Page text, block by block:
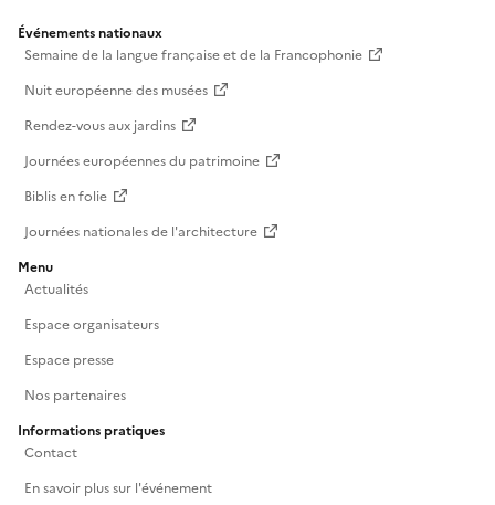
Événements nationaux
Semaine de la langue française et de la Francophonie
Nuit européenne des musées
Rendez-vous aux jardins
Journées européennes du patrimoine
Biblis en folie
Journées nationales de l'architecture
Menu
Actualités
Espace organisateurs
Espace presse
Nos partenaires
Informations pratiques
Contact
En savoir plus sur l'événement